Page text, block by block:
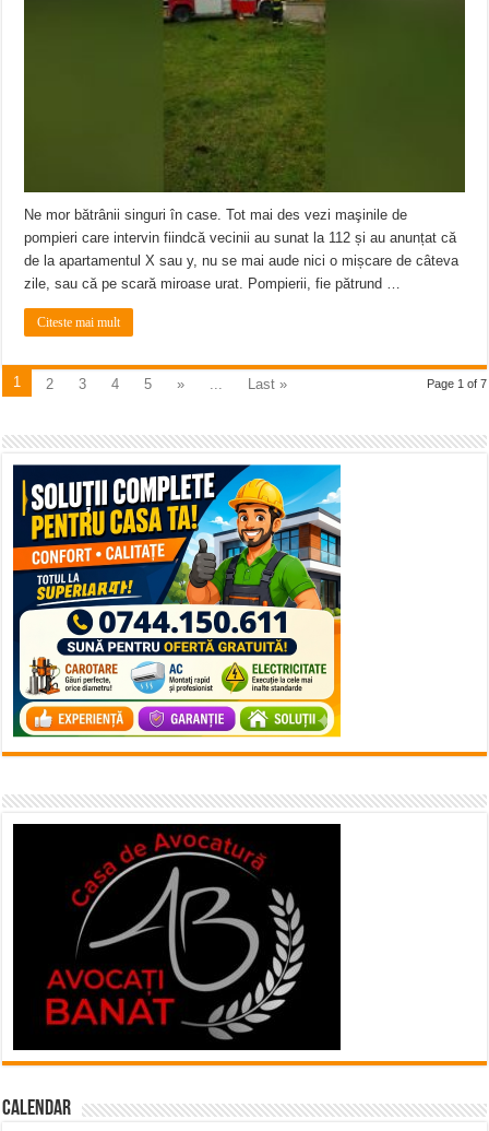
Ne mor bătrânii singuri în case. Tot mai des vezi maşinile de
pompieri care intervin fiindcă vecinii au sunat la 112 și au anunțat că
de la apartamentul X sau y, nu se mai aude nici o mișcare de câteva
zile, sau că pe scară miroase urat. Pompierii, fie pătrund …
Citeste mai mult
Page 1 of 7
1 2 3 4 5 » ... Last »
Calendar